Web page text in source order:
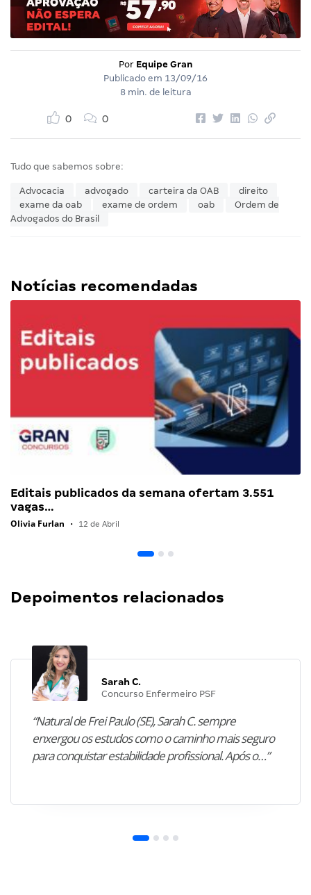
Por Equipe Gran
Publicado em 13/09/16
8 min. de leitura
0 0
Tudo que sabemos sobre:
Advocacia advogado carteira da OAB
direito
exame da oab
exame de ordem oab
Ordem de
Advogados do Brasil
Notícias recomendadas
Editais publicados da semana ofertam 3.551
vagas…
Olivia Furlan • 12 de Abril
Depoimentos relacionados
Sarah C.
Concurso Enfermeiro PSF
“Natural de Frei Paulo (SE), Sarah C. sempre
enxergou os estudos como o caminho mais seguro
para conquistar estabilidade profissional. Após o…”